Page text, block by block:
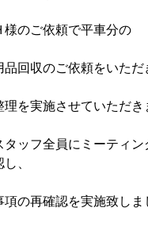
様のご依頼で平車分の
回収のご依頼をいただ
を実施させていただき
タッフ全員にミーティ
、
の再確認を実施致しま